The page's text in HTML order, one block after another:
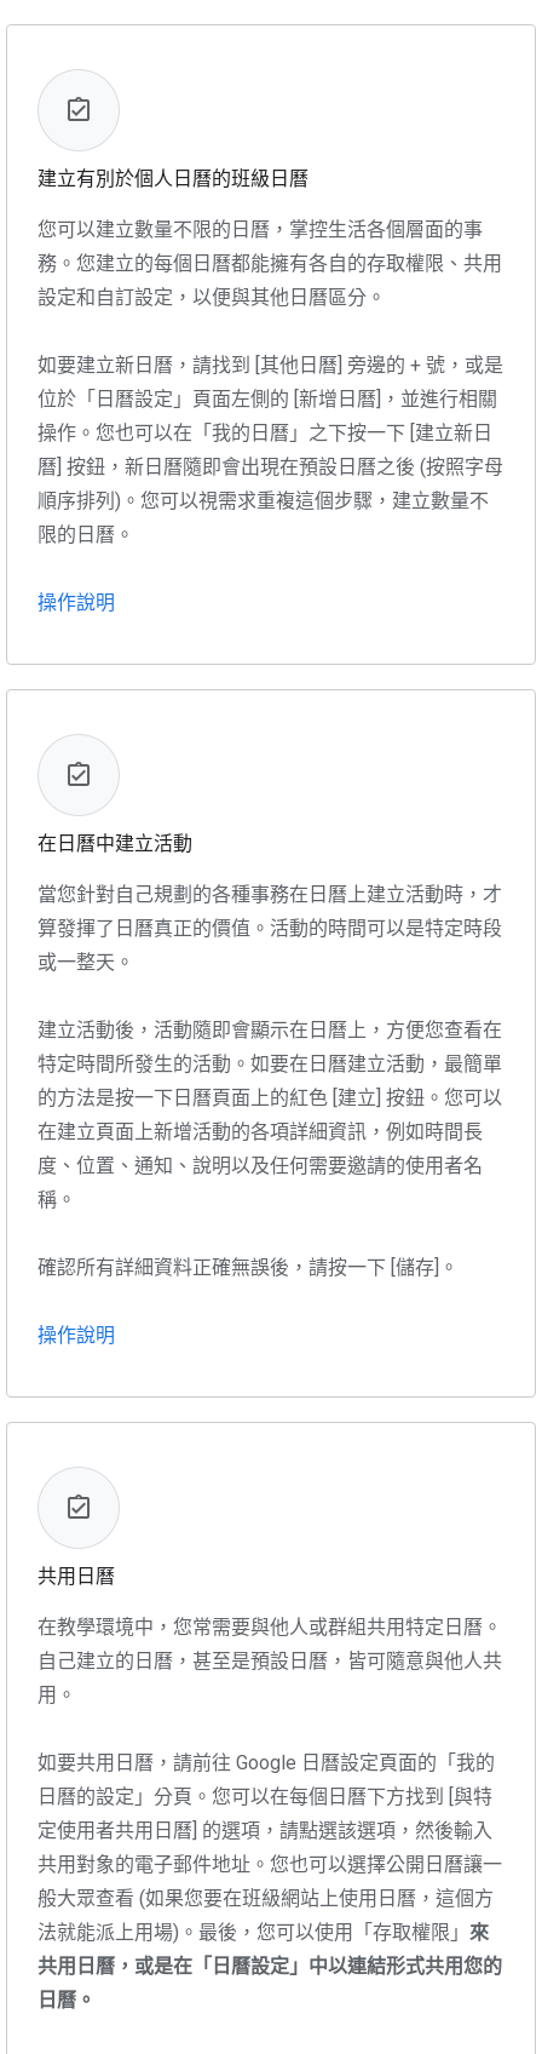
建立有別於個人日曆的班級日曆
您可以建立數量不限的日曆，掌控生活各個層面的事
務。您建立的每個日曆都能擁有各自的存取權限、共用
設定和自訂設定，以便與其他日曆區分。
如要建立新日曆，請找到 [其他日曆] 旁邊的 + 號，或是
位於「日曆設定」頁面左側的 [新增日曆]，並進行相關
操作。您也可以在「我的日曆」之下按一下 [建立新日
曆] 按鈕，新日曆隨即會出現在預設日曆之後 (按照字母
順序排列)。您可以視需求重複這個步驟，建立數量不
限的日曆。
操作說明
在日曆中建立活動
當您針對自己規劃的各種事務在日曆上建立活動時，才
算發揮了日曆真正的價值。活動的時間可以是特定時段
或一整天。
建立活動後，活動隨即會顯示在日曆上，方便您查看在
特定時間所發生的活動。如要在日曆建立活動，最簡單
的方法是按一下日曆頁面上的紅色 [建立] 按鈕。您可以
在建立頁面上新增活動的各項詳細資訊，例如時間長
度、位置、通知、說明以及任何需要邀請的使用者名
稱。
確認所有詳細資料正確無誤後，請按一下 [儲存]。
操作說明
共用日曆
在教學環境中，您常需要與他人或群組共用特定日曆。
自己建立的日曆，甚至是預設日曆，皆可隨意與他人共
用。
如要共用日曆，請前往 Google 日曆設定頁面的「我的
日曆的設定」分頁。您可以在每個日曆下方找到 [與特
定使用者共用日曆] 的選項，請點選該選項，然後輸入
共用對象的電子郵件地址。您也可以選擇公開日曆讓一
般大眾查看 (如果您要在班級網站上使用日曆，這個方
法就能派上用場)。最後，您可以使用「存取權限」 來
共用日曆，或是在「日曆設定」中以連結形式共用您的
日曆。